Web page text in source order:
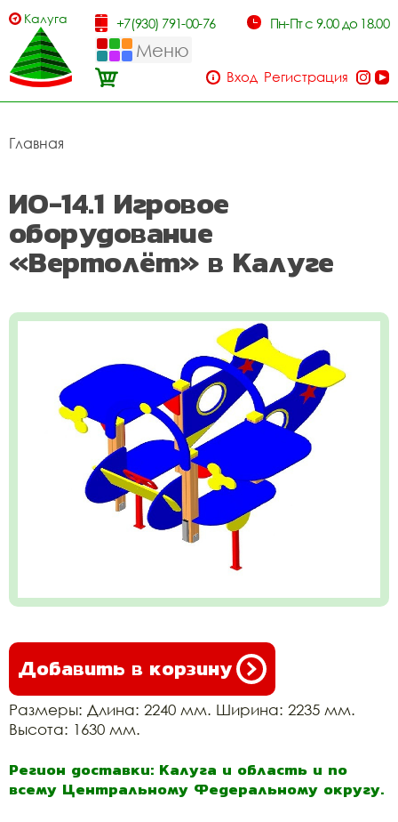
Калуга +7(930) 791-00-76 Пн-Пт с 9.00 до 18.00
Меню
Вход Регистрация
Главная
ИО-14.1 Игровое
оборудование
«Вертолёт» в Калуге
Добавить в корзину
Размеры: Длина: 2240 мм. Ширина: 2235 мм.
Высота: 1630 мм.
Регион доставки: Калуга и область и по
всему Центральному Федеральному округу.